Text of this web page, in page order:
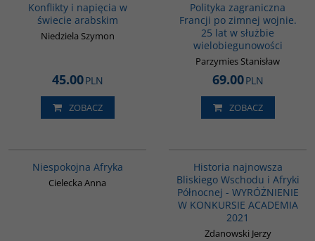
Konflikty i napięcia w
świecie arabskim
Niedziela Szymon
45.00PLN
ZOBACZ
Polityka zagraniczna
Francji po zimnej wojnie.
25 lat w służbie
wielobiegunowości
Parzymies Stanisław
69.00PLN
ZOBACZ
Niespokojna Afryka
Cielecka Anna
Historia najnowsza
Bliskiego Wschodu i Afryki
Północnej - WYRÓŻNIENIE
W KONKURSIE ACADEMIA
2021
Zdanowski Jerzy